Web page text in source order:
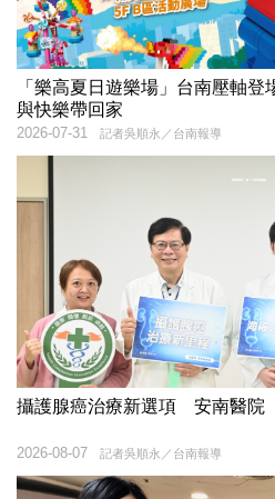
「樂高夏日遊樂場」台南壓軸
與快樂帶回家
記者吳順永／台南報導
2026-07-31
攝護腺癌治療新選項 安南醫院
記者吳順永／台南報導
2026-08-07